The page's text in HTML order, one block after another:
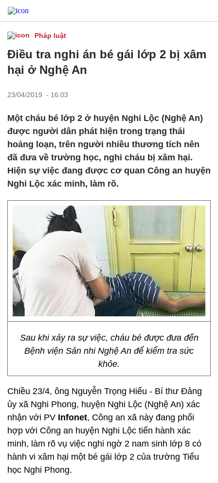
Pháp luật
Điều tra nghi án bé gái lớp 2 bị xâm
hại ở Nghệ An
23/04/2019 - 16:03
Một cháu bé lớp 2 ở huyện Nghi Lộc (Nghệ An)
được người dân phát hiện trong trạng thái
hoảng loạn, trên người nhiều thương tích nên
đã đưa về trường học, nghi cháu bị xâm hại.
Hiện sự việc đang được cơ quan Công an huyện
Nghi Lộc xác minh, làm rõ.
Sau khi xảy ra sự việc, cháu bé được đưa đến
Bệnh viện Sản nhi Nghệ An để kiểm tra sức
khỏe.
Chiều 23/4, ông Nguyễn Trọng Hiếu - Bí thư Đảng
ủy xã Nghi Phong, huyện Nghi Lộc (Nghệ An) xác
nhận với PV Infonet, Công an xã này đang phối
hợp với Công an huyện Nghi Lộc tiến hành xác
minh, làm rõ vụ việc nghi ngờ 2 nam sinh lớp 8 có
hành vi xâm hại một bé gái lớp 2 của trường Tiểu
học Nghi Phong.